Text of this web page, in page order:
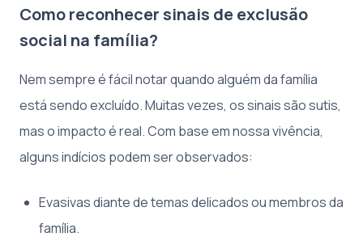
Como reconhecer sinais de exclusão
social na família?
Nem sempre é fácil notar quando alguém da família
está sendo excluído. Muitas vezes, os sinais são sutis,
mas o impacto é real. Com base em nossa vivência,
alguns indícios podem ser observados:
Evasivas diante de temas delicados ou membros da
família.